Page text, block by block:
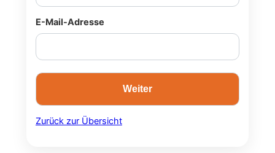
E-Mail-Adresse
Zurück zur Übersicht